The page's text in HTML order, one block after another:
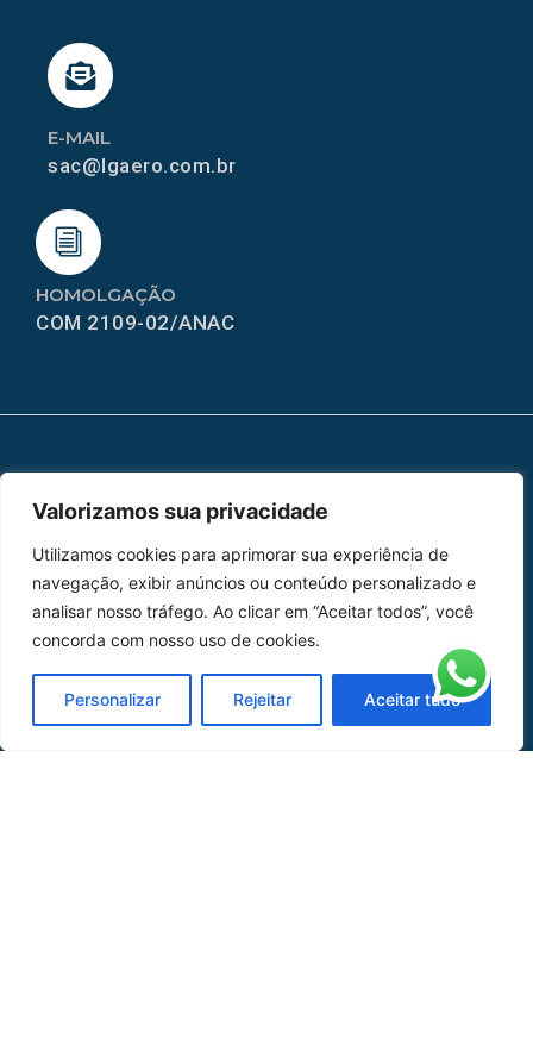
Valorizamos sua privacidade
Utilizamos cookies para aprimorar sua experiência de
navegação, exibir anúncios ou conteúdo personalizado e
analisar nosso tráfego. Ao clicar em “Aceitar todos”, você
concorda com nosso uso de cookies.
Personalizar Rejeitar Aceitar tudo
HOMOLGAÇÃO
COM 2109-02/ANAC
E-MAIL
sac@lgaero.com.br
Peças
Catálogo de Aplicações
Oficina de Mangueiras